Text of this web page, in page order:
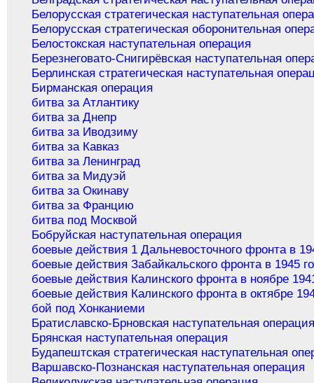
Белорусская стратегическая наступательная
Белорусская стратегическая оборонительная
Белостокская наступательная операция
Березнеговато-Снигирёвская наступательная
Берлинская стратегическая наступательная
Бирманская операция
битва за Атлантику
битва за Днепр
битва за Иводзиму
битва за Кавказ
битва за Ленинград
битва за Мидуэй
битва за Окинаву
битва за Францию
битва под Москвой
Бобруйская наступательная операция
боевые действия 1 Дальневосточного фронта в
боевые действия Забайкальского фронта в 1945
боевые действия Калинского фронта в ноябре
боевые действия Калинского фронта в октябре
бой под Хонканиеми
Братиславско-Брновская наступательная
Брянская наступательная операция
Будапештская стратегическая наступательная
Варшавско-Познанская наступательная операция